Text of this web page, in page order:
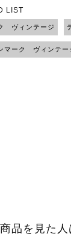
LIST
ヴィンテージ
マーク ヴィンテー
品を見た